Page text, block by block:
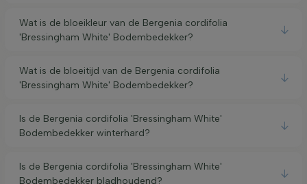
Wat is de bloeikleur van de Bergenia cordifolia
'Bressingham White' Bodembedekker?
Wat is de bloeitijd van de Bergenia cordifolia
'Bressingham White' Bodembedekker?
Is de Bergenia cordifolia 'Bressingham White'
Bodembedekker winterhard?
Is de Bergenia cordifolia 'Bressingham White'
Bodembedekker bladhoudend?